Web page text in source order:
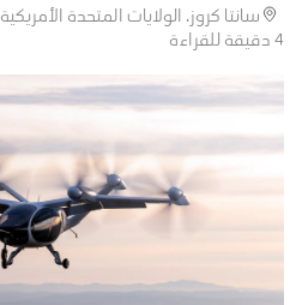
سانتا كروز، الولايات المتحدة الأمريكية
4دقيقة للقراءة